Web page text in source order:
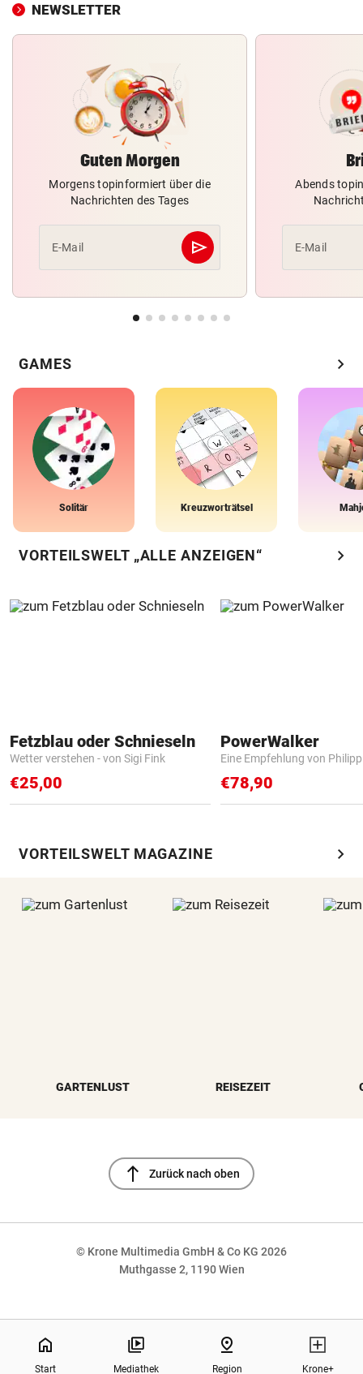
NEWSLETTER
Guten Morgen
Morgens topinformiert über die
Nachrichten des Tages
E-Mail send
Abschicken
Abends
E-Mail
GAMES chevron_right
Solitär Kreuzworträtsel
VORTEILSWELT „ALLE ANZEIGEN“ chevron_right
Fetzblau oder Schnieseln
Wetter verstehen - von Sigi Fink
€25,00
PowerWalker
Eine Empfehlung von
€78,90
VORTEILSWELT MAGAZINE chevron_right
GARTENLUST REISEZEIT
north Zurück nach oben
© Krone Multimedia GmbH & Co KG 2026
Muthgasse 2, 1190 Wien
home
Start Mediathek
pin_drop
Region Krone+
NaN%